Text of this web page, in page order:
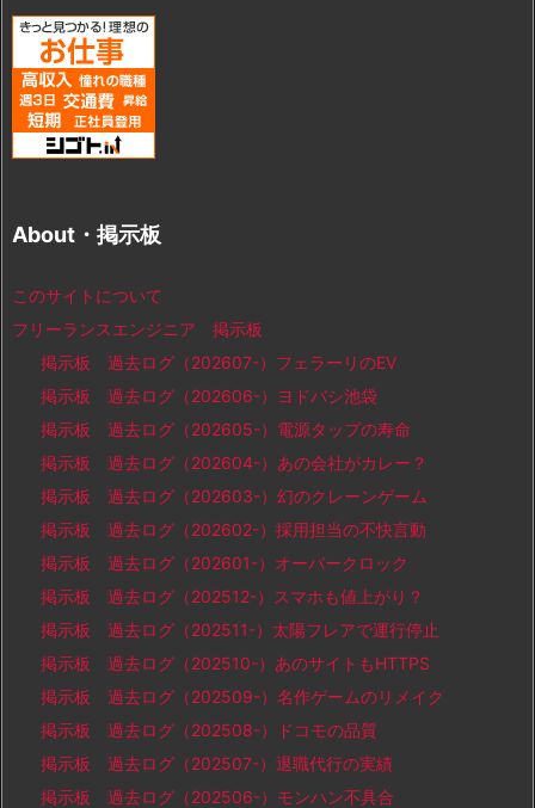
About・掲示板
このサイトについて
フリーランスエンジニア 掲示板
掲示板 過去ログ（202607-）フェラーリのEV
掲示板 過去ログ（202606-）ヨドバシ池袋
掲示板 過去ログ（202605-）電源タップの寿命
掲示板 過去ログ（202604-）あの会社がカレー？
掲示板 過去ログ（202603-）幻のクレーンゲーム
掲示板 過去ログ（202602-）採用担当の不快言動
掲示板 過去ログ（202601-）オーバークロック
掲示板 過去ログ（202512-）スマホも値上がり？
掲示板 過去ログ（202511-）太陽フレアで運行停止
掲示板 過去ログ（202510-）あのサイトもHTTPS
掲示板 過去ログ（202509-）名作ゲームのリメイク
掲示板 過去ログ（202508-）ドコモの品質
掲示板 過去ログ（202507-）退職代行の実績
掲示板 過去ログ（202506-）モンハン不具合